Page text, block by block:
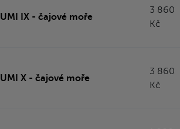
UMI IX - čajové moře
3 860
Kč
UMI X - čajové moře
3 860
Kč